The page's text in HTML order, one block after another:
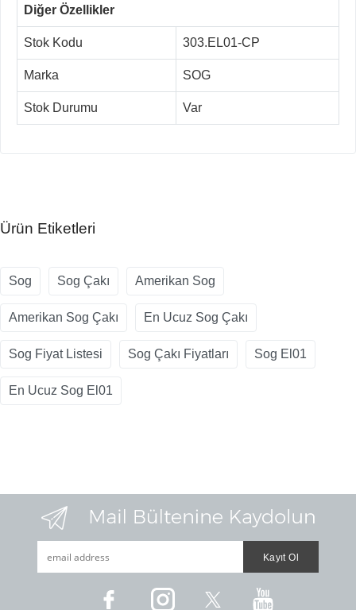
Diğer Özellikler
Stok Kodu 303.EL01-CP
Marka SOG
Stok Durumu Var
Ürün Etiketleri
Sog Sog Çakı Amerikan Sog
Amerikan Sog Çakı En Ucuz Sog Çakı
Sog Fiyat Listesi Sog Çakı Fiyatları Sog El01
En Ucuz Sog El01